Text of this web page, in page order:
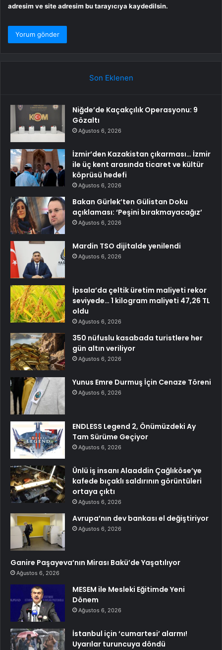
adresim ve site adresim bu tarayıcıya kaydedilsin.
Son Eklenen
Niğde’de Kaçakçılık Operasyonu: 9
Gözaltı
Ağustos 6, 2026
İzmir’den Kazakistan çıkarması… İzmir
ile üç kent arasında ticaret ve kültür
köprüsü hedefi
Ağustos 6, 2026
Bakan Gürlek’ten Gülistan Doku
açıklaması: ‘Peşini bırakmayacağız’
Ağustos 6, 2026
Mardin TSO dijitalde yenilendi
Ağustos 6, 2026
İpsala’da çeltik üretim maliyeti rekor
seviyede… 1 kilogram maliyeti 47,26 TL
oldu
Ağustos 6, 2026
350 nüfuslu kasabada turistlere her
gün altın veriliyor
Ağustos 6, 2026
Yunus Emre Durmuş İçin Cenaze Töreni
Ağustos 6, 2026
ENDLESS Legend 2, Önümüzdeki Ay
Tam Sürüme Geçiyor
Ağustos 6, 2026
Ünlü iş insanı Alaaddin Çağlıköse’ye
kafede bıçaklı saldırının görüntüleri
ortaya çıktı
Ağustos 6, 2026
Avrupa’nın dev bankası el değiştiriyor
Ağustos 6, 2026
Ganire Paşayeva’nın Mirası Bakü’de Yaşatılıyor
Ağustos 6, 2026
MESEM ile Mesleki Eğitimde Yeni
Dönem
Ağustos 6, 2026
İstanbul için ‘cumartesi’ alarmı!
Uyarılar turuncuya döndü